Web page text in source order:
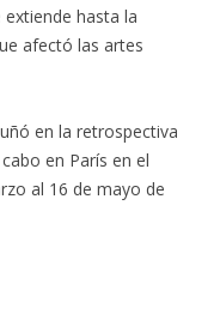
hasta la
afectó las artes
en la retrospectiva
en París en el
al 16 de mayo de